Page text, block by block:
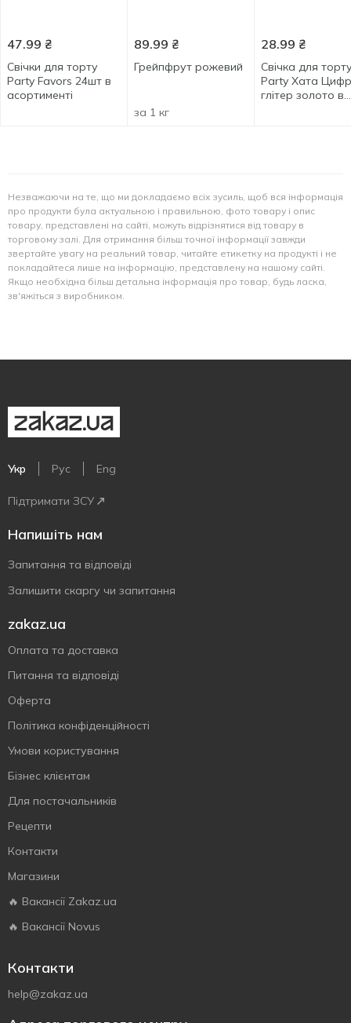
47.99 ₴
Свічки для торту
Party Favors 24шт в
асортименті
89.99 ₴
Грейпфрут рожевий
за 1 кг
28.99 ₴
Свічка для
Party Хата
глітер золото в
Незважаючи на те, що ми докладаємо всіх зусиль, щоб вся інформація
про продукти була актуальною і правильною, фото товару і опис
товару, представлені на сайті, можуть відрізнятися від товару в
торговому залі. Для отримання більш точної інформації завжди
звертайте увагу на реальний товар, читайте етикетку на продукті і не
покладайтеся лише на інформацію, представлену на нашому сайті.
Якщо необхідна більш детальна інформація про товар, будь ласка,
зв'яжіться з виробником.
Укр Рус Eng
Підтримати ЗСУ
Напишіть нам
Запитання та відповіді
Залишити скаргу чи запитання
zakaz.ua
Оплата та доставка
Питання та відповіді
Оферта
Політика конфіденційності
Умови користування
Бізнес клієнтам
Для постачальників
Рецепти
Контакти
Магазини
🔥 Вакансії Zakaz.ua
🔥 Вакансії Novus
Контакти
help@zakaz.ua